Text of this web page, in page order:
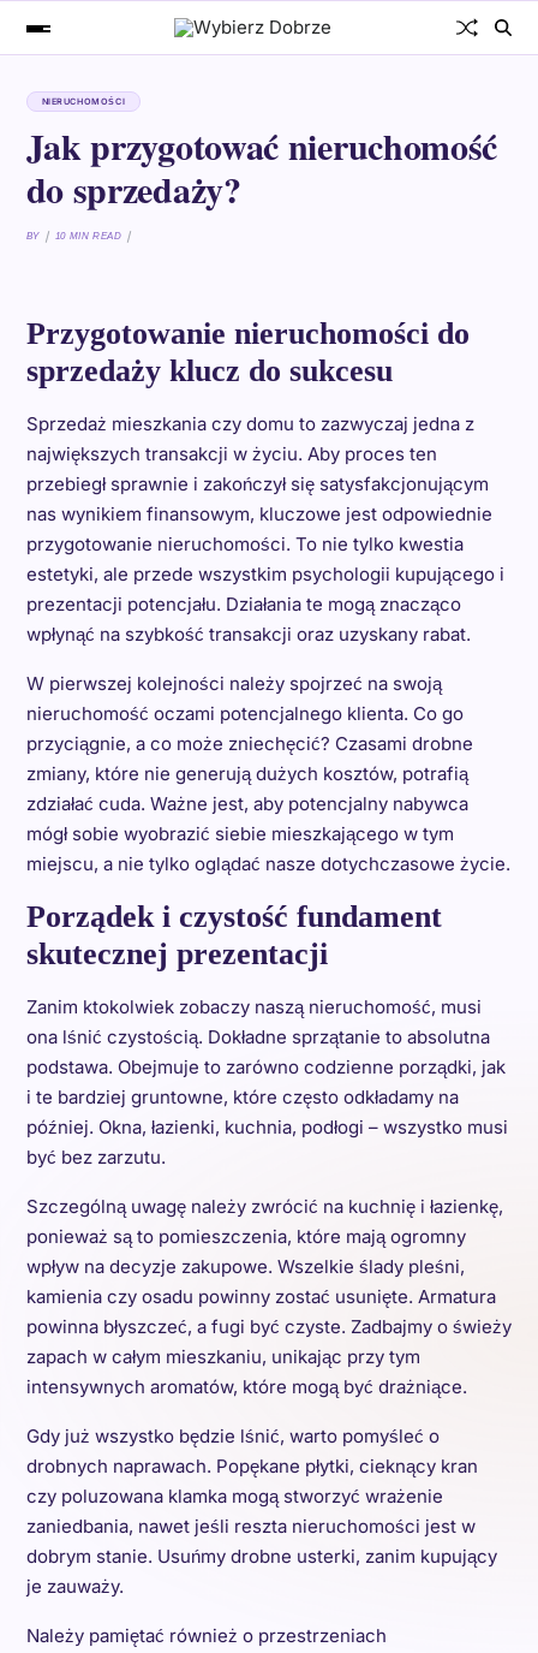
NIERUCHOMOŚCI
Jak przygotować nieruchomość
do sprzedaży?
BY 10 MIN READ
Przygotowanie nieruchomości do
sprzedaży klucz do sukcesu
Sprzedaż mieszkania czy domu to zazwyczaj jedna z
największych transakcji w życiu. Aby proces ten
przebiegł sprawnie i zakończył się satysfakcjonującym
nas wynikiem finansowym, kluczowe jest odpowiednie
przygotowanie nieruchomości. To nie tylko kwestia
estetyki, ale przede wszystkim psychologii kupującego i
prezentacji potencjału. Działania te mogą znacząco
wpłynąć na szybkość transakcji oraz uzyskany rabat.
W pierwszej kolejności należy spojrzeć na swoją
nieruchomość oczami potencjalnego klienta. Co go
przyciągnie, a co może zniechęcić? Czasami drobne
zmiany, które nie generują dużych kosztów, potrafią
zdziałać cuda. Ważne jest, aby potencjalny nabywca
mógł sobie wyobrazić siebie mieszkającego w tym
miejscu, a nie tylko oglądać nasze dotychczasowe życie.
Porządek i czystość fundament
skutecznej prezentacji
Zanim ktokolwiek zobaczy naszą nieruchomość, musi
ona lśnić czystością. Dokładne sprzątanie to absolutna
podstawa. Obejmuje to zarówno codzienne porządki, jak
i te bardziej gruntowne, które często odkładamy na
później. Okna, łazienki, kuchnia, podłogi – wszystko musi
być bez zarzutu.
Szczególną uwagę należy zwrócić na kuchnię i łazienkę,
ponieważ są to pomieszczenia, które mają ogromny
wpływ na decyzje zakupowe. Wszelkie ślady pleśni,
kamienia czy osadu powinny zostać usunięte. Armatura
powinna błyszczeć, a fugi być czyste. Zadbajmy o świeży
zapach w całym mieszkaniu, unikając przy tym
intensywnych aromatów, które mogą być drażniące.
Gdy już wszystko będzie lśnić, warto pomyśleć o
drobnych naprawach. Popękane płytki, cieknący kran
czy poluzowana klamka mogą stworzyć wrażenie
zaniedbania, nawet jeśli reszta nieruchomości jest w
dobrym stanie. Usuńmy drobne usterki, zanim kupujący
je zauważy.
Należy pamiętać również o przestrzeniach